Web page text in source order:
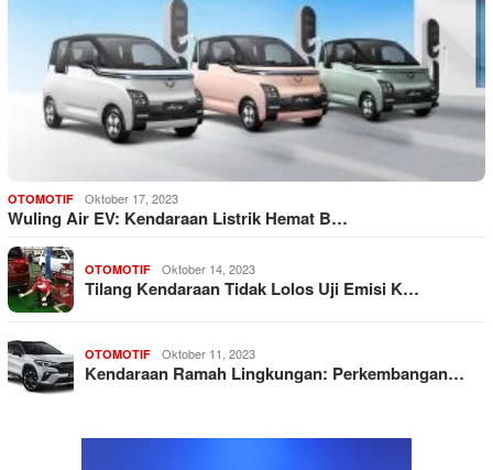
OTOMOTIF Oktober 17, 2023
Wuling Air EV: Kendaraan Listrik Hemat B…
OTOMOTIF Oktober 14, 2023
Tilang Kendaraan Tidak Lolos Uji Emisi K…
OTOMOTIF Oktober 11, 2023
Kendaraan Ramah Lingkungan: Perkembangan…